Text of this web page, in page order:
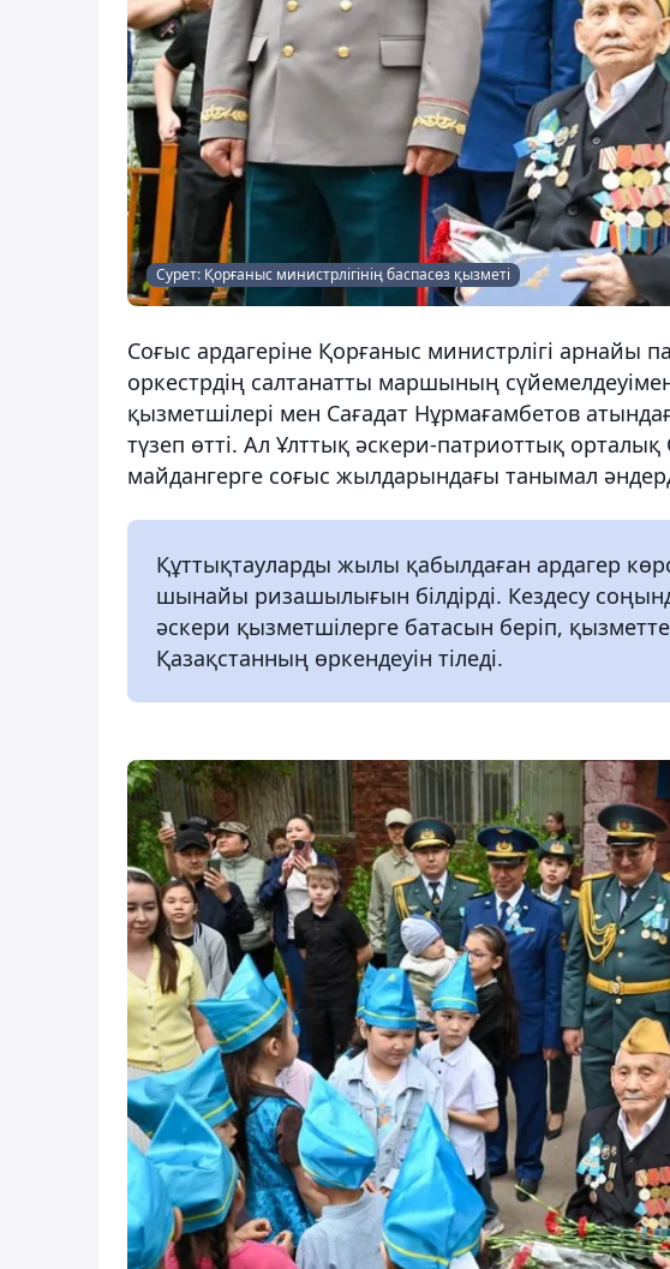
Сурет: Қорғаныс министрлігінің баспасөз қызметі
Соғыс ардагеріне Қорғаныс министрлігі арнайы
оркестрдің салтанатты маршының
қызметшілері мен Сағадат Нұрмағамбетов
түзеп өтті. Ал Ұлттық әскери-патриоттық
майдангерге соғыс жылдарындағы танымал
Құттықтауларды жылы қабылдаған ардагер
шынайы ризашылығын білдірді. Кездесу
әскери қызметшілерге батасын беріп,
Қазақстанның өркендеуін тіледі.